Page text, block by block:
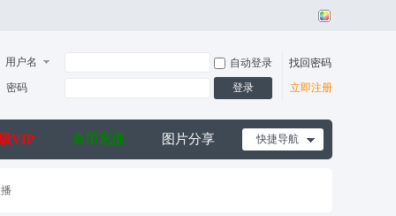
用户名 自动登录
找回密码
密码
登录 立即注册
快捷导航
VIP 金币充值 图片分享